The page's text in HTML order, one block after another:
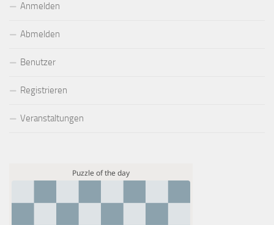
Anmelden
Abmelden
Benutzer
Registrieren
Veranstaltungen